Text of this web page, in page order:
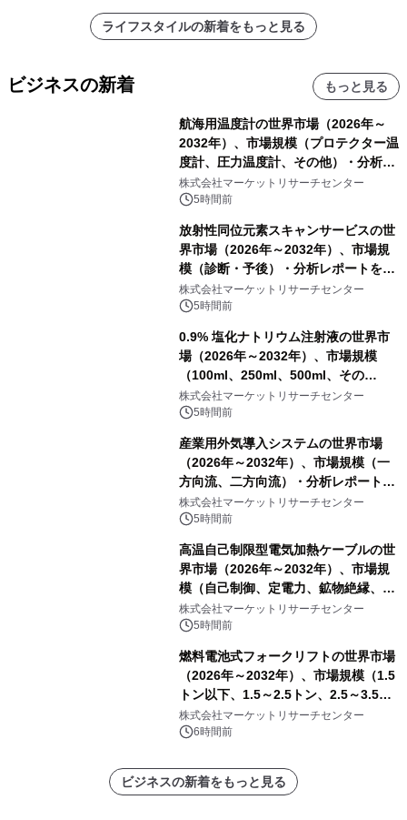
ライフスタイルの新着をもっと見る
ビジネスの新着 もっと見る
航海用温度計の世界市場（2026年～
2032年）、市場規模（プロテクター温
度計、圧力温度計、その他）・分析レ
ポートを発表
株式会社マーケットリサーチセンター
5時間前
放射性同位元素スキャンサービスの世
界市場（2026年～2032年）、市場規
模（診断・予後）・分析レポートを発
表
株式会社マーケットリサーチセンター
5時間前
0.9% 塩化ナトリウム注射液の世界市
場（2026年～2032年）、市場規模
（100ml、250ml、500ml、その
他）・分析レポートを発表
株式会社マーケットリサーチセンター
5時間前
産業用外気導入システムの世界市場
（2026年～2032年）、市場規模（一
方向流、二方向流）・分析レポートを
発表
株式会社マーケットリサーチセンター
5時間前
高温自己制限型電気加熱ケーブルの世
界市場（2026年～2032年）、市場規
模（自己制御、定電力、鉱物絶縁、表
皮効果）・分析レポートを発表
株式会社マーケットリサーチセンター
5時間前
燃料電池式フォークリフトの世界市場
（2026年～2032年）、市場規模（1.5
トン以下、1.5～2.5トン、2.5～3.5ト
ン、3.5～5.0トン、その他）・分析レ
ポートを発表
株式会社マーケットリサーチセンター
6時間前
ビジネスの新着をもっと見る